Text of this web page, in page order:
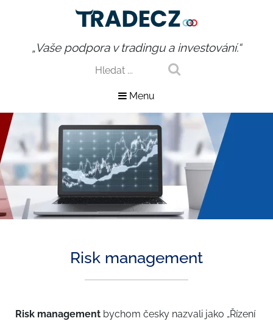
„Vaše podpora v tradingu a investování.“
Menu
Risk management
Risk management bychom česky nazvali jako „Řízení